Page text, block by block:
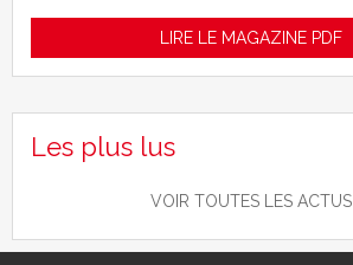
LIRE LE MAGAZINE PDF
Les plus lus
VOIR TOUTES LES ACTUS